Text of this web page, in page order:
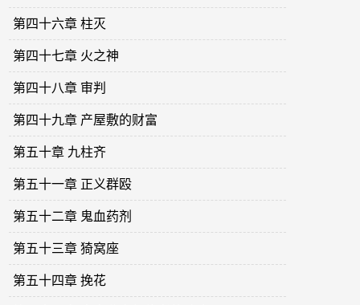
第四十六章 柱灭
第四十七章 火之神
第四十八章 审判
第四十九章 产屋敷的财富
第五十章 九柱齐
第五十一章 正义群殴
第五十二章 鬼血药剂
第五十三章 猗窝座
第五十四章 挽花